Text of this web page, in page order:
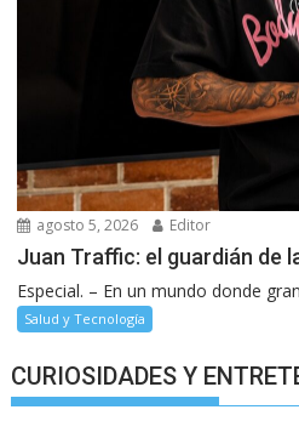
agosto 5, 2026 Editor
Juan Traffic: el guardián de
Especial. – En un mundo donde
Salud y Tecnología
CURIOSIDADES Y